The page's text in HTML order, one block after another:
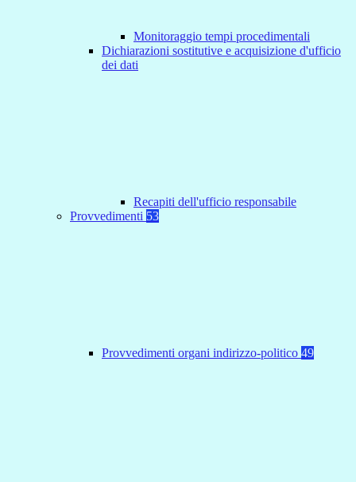
Monitoraggio tempi procedimentali
Dichiarazioni sostitutive e acquisizione d'ufficio
dei dati
Recapiti dell'ufficio responsabile
Provvedimenti 53
Provvedimenti organi indirizzo-politico 49